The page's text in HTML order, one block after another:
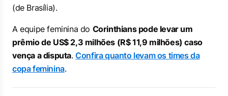
(de Brasília).
A equipe feminina do Corinthians pode levar um
prêmio de US$ 2,3 milhões (R$ 11,9 milhões) caso
vença a disputa.Confira quanto levam os times da
copa feminina.